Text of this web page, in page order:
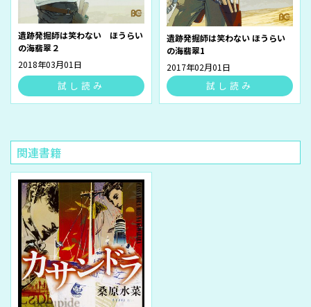
遺跡発掘師は笑わない ほうらい
の海翡翠２
2018年03月01日
試し読み
遺跡発掘師は笑わない ほうらい
の海翡翠1
2017年02月01日
試し読み
関連書籍